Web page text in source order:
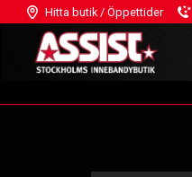
Hitta butik / Öppettider